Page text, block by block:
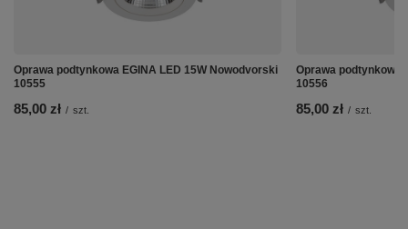
Oprawa podtynkowa EGINA LED 15W Nowodvorski
10555
85,00 zł / szt.
Oprawa podtynkowa
10556
85,00 zł / szt.